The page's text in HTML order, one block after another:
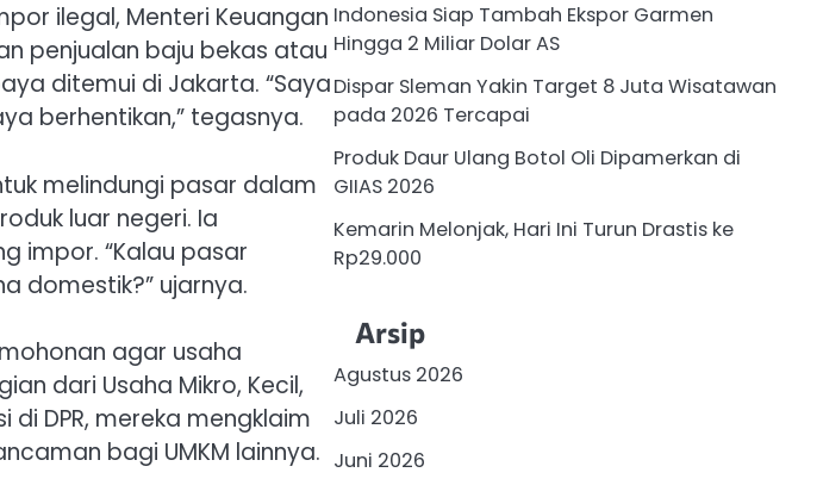
ilegal, Menteri Keuangan
penjualan baju bekas atau
ditemui di Jakarta. “Saya
berhentikan,” tegasnya.
melindungi pasar dalam
luar negeri. Ia
impor. “Kalau pasar
domestik?” ujarnya.
agar usaha
dari Usaha Mikro, Kecil,
DPR, mereka mengklaim
bagi UMKM lainnya.
Indonesia Siap Tambah Ekspor Garmen
Hingga 2 Miliar Dolar AS
Dispar Sleman Yakin Target 8 Juta Wisatawan
pada 2026 Tercapai
Produk Daur Ulang Botol Oli Dipamerkan di
GIIAS 2026
Kemarin Melonjak, Hari Ini Turun Drastis ke
Rp29.000
Arsip
Agustus 2026
Juli 2026
Juni 2026